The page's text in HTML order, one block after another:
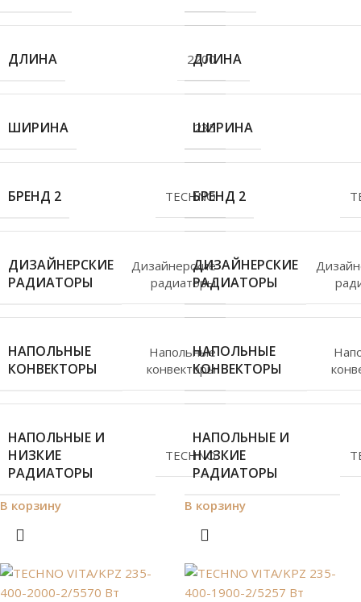
ДЛИНА 2200
ШИРИНА 235
БРЕНД 2 TECHNO
ДИЗАЙНЕРСКИЕ
РАДИАТОРЫ
Дизайнерские
радиаторы
НАПОЛЬНЫЕ
КОНВЕКТОРЫ
Напольные
конвекторы
НАПОЛЬНЫЕ И
НИЗКИЕ
РАДИАТОРЫ
TECHNO
В корзину
ДЛИНА
ШИРИНА
БРЕНД 2
ДИЗАЙНЕРСКИЕ
РАДИАТОРЫ
НАПОЛЬНЫЕ
КОНВЕКТОРЫ
НАПОЛЬНЫЕ И
НИЗКИЕ
РАДИАТОРЫ
В корзину